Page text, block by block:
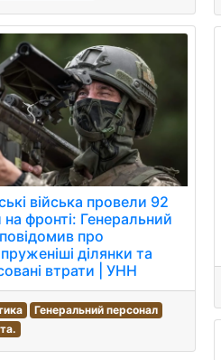
війська провели 92
на фронті: Генеральний
про
ділянки та
втрати | УНН
Генеральний персонал